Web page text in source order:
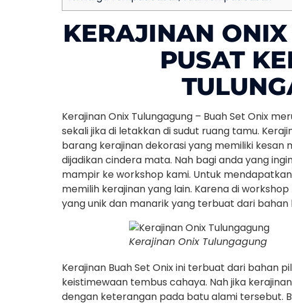
KERAJINAN
PUSAT
Kerajinan Onix Tulungagung – Buah Set Onix
sekali jika di letakkan di sudut ruang tamu.
barang kerajinan dekorasi yang memiliki kesan
dijadikan cindera mata. Nah bagi anda yang
mampir ke workshop kami. Untuk
memilih kerajinan yang lain. Karena di
yang unik dan manarik yang terbuat dari bahan
Kerajinan Onix Tulungagung
Kerajinan Buah Set Onix ini terbuat dari bahan
keistimewaan tembus cahaya. Nah jika
dengan keterangan pada batu alami tersebut.